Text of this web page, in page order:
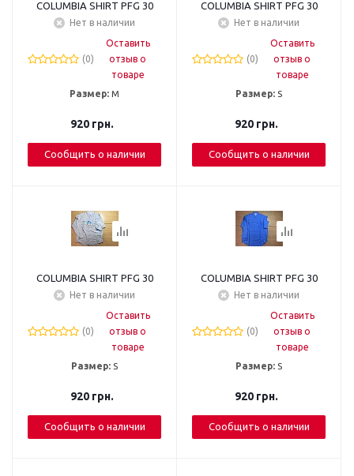
COLUMBIA SHIRT PFG 30
Нет в наличии
(0)
Оставить
отзыв о
товаре
Размер: М
920грн.
Сообщить о наличии
COLUMBIA SHIRT PFG 30
Нет в наличии
(0)
Оставить
отзыв о
товаре
Размер: S
920грн.
Сообщить о наличии
COLUMBIA SHIRT PFG 30
Нет в наличии
(0)
Оставить
отзыв о
товаре
Размер: S
920грн.
Сообщить о наличии
COLUMBIA SHIRT PFG 30
Нет в наличии
(0)
Оставить
отзыв о
товаре
Размер: S
920грн.
Сообщить о наличии